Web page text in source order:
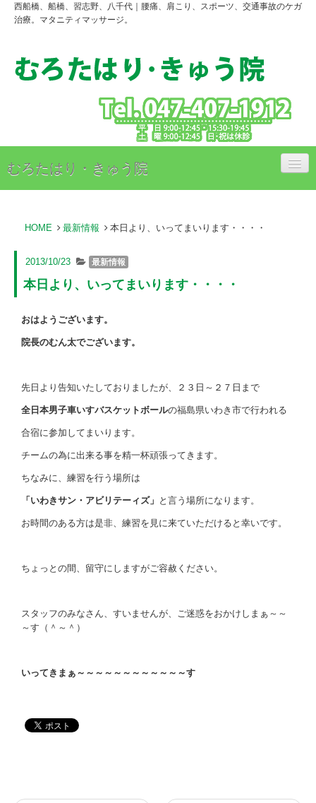
西船橋、船橋、習志野、八千代｜腰痛、肩こり、スポーツ、交通事故のケガ
治療。マタニティマッサージ。
むろたはり・きゅう院
治療料金のご案内
アクセス
スタッフ紹介
お問い合わせ
HOME 最新情報 本日より、いってまいります・・・・
2013/10/23 最新情報
本日より、いってまいります・・・・
おはようございます。
院長のむん太でございます。
先日より告知いたしておりましたが、２３日～２７日まで
全日本男子車いすバスケットボールの福島県いわき市で行われる
合宿に参加してまいります。
チームの為に出来る事を精一杯頑張ってきます。
ちなみに、練習を行う場所は
「いわきサン・アビリテーィズ」 と言う場所になります。
お時間のある方は是非、練習を見に来ていただけると幸いです。
ちょっとの間、留守にしますがご容赦ください。
スタッフのみなさん、すいませんが、ご迷惑をおかけしまぁ～～
～す（＾～＾）
いってきまぁ～～～～～～～～～～～～す